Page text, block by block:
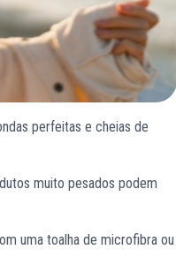
perfeitas e cheias de
muito pesados podem
uma toalha de microfibra ou